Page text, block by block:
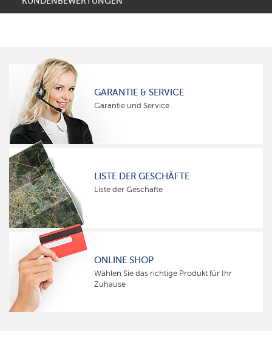
GARANTIE & SERVICE
Garantie und Service
LISTE DER GESCHÄFTE
Liste der Geschäfte
ONLINE SHOP
Wählen Sie das richtige Produkt für Ihr
Zuhause